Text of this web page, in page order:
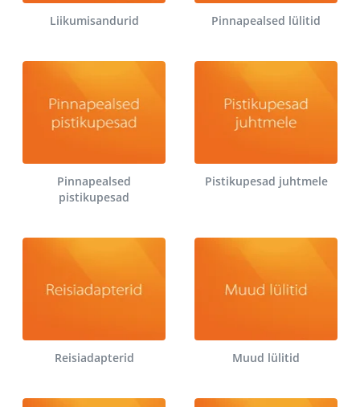
Liikumisandurid Pinnapealsed lülitid
Pinnapealsed
pistikupesad
Pistikupesad juhtmele
Reisiadapterid Muud lülitid